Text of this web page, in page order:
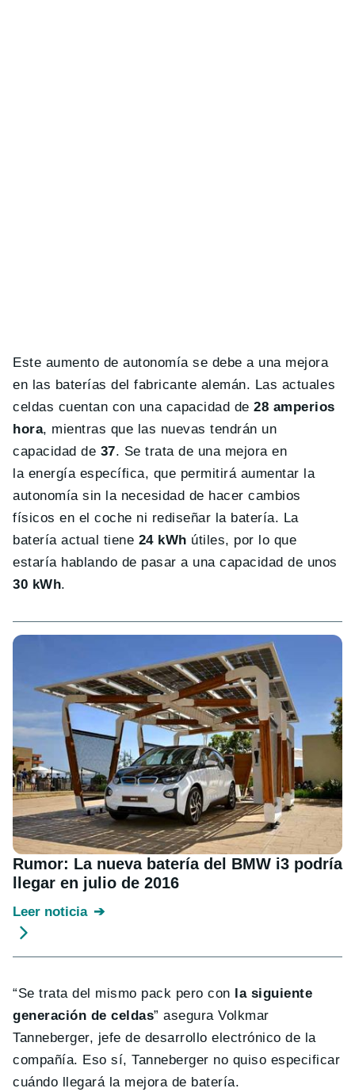
Este aumento de autonomía se debe a una mejora
en las baterías del fabricante alemán. Las actuales
celdas cuentan con una capacidad de28 amperios
hora, mientras que las nuevas tendrán un
capacidad de 37. Se trata de una mejora en
la energía específica, que permitirá aumentar la
autonomía sin la necesidad de hacer cambios
físicos en el coche ni rediseñar la batería. La
batería actual tiene 24 kWh útiles, por lo que
estaría hablando de pasar a una capacidad de unos
30 kWh.
Rumor: La nueva batería del BMW i3 podría
llegar en julio de 2016
Leer noticia
“Se trata del mismo pack pero con
la siguiente
generación de celdas” asegura Volkmar
Tanneberger, jefe de desarrollo electrónico de la
compañía. Eso sí, Tanneberger no quiso especificar
cuándo llegará la mejora de batería.